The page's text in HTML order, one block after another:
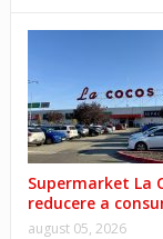
Supermarket La
reducere a
august 05, 2026